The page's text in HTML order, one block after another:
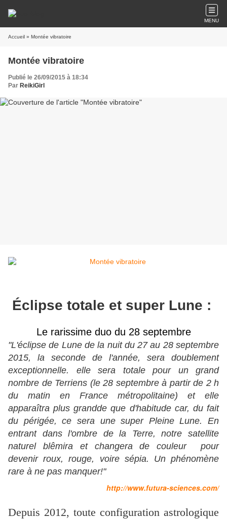
MENU
Accueil » Montée vibratoire
Montée vibratoire
Publié le 26/09/2015 à 18:34
Par ReikiGirl
Éclipse totale et super Lune :
Le rarissime duo du 28 septembre
"L'éclipse de Lune de la nuit du 27 au 28 septembre
2015, la seconde de l'année, sera doublement
exceptionnelle. elle sera totale pour un grand
nombre de Terriens (le 28 septembre à partir de 2 h
du matin en France métropolitaine) et elle
apparaîtra plus grandde que d'habitude car, du fait
du périgée, ce sera une super Pleine Lune. En
entrant dans l'ombre de la Terre, notre satellite
naturel blêmira et changera de couleur pour
devenir roux, rouge, voire sépia. Un phénomène
rare à ne pas manquer!"
http://www.futura-sciences.com/
Depuis 2012, toute configuration astrologique